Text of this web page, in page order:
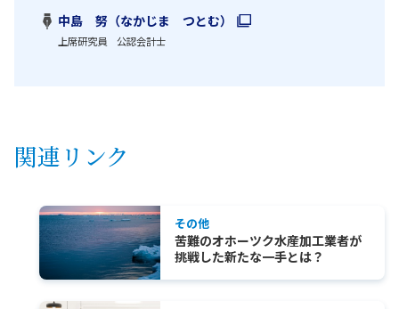
中島 努（なかじま つとむ）
上席研究員 公認会計士
関連リンク
その他
苦難のオホーツク水産加工業者が
挑戦した新たな一手とは？